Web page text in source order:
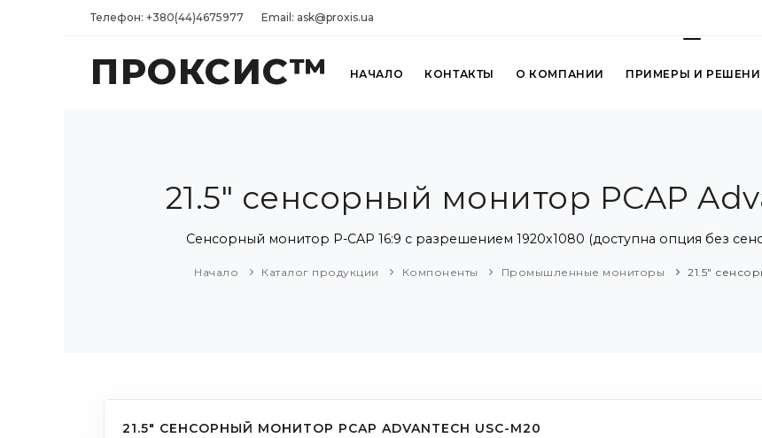
Телефон: +380(44)4675977 Email: ask@proxis.ua
ПРОКСИС™ НАЧАЛО КОНТАКТЫ О КОМПАНИИ ПРИМЕРЫ И
21.5" сенсорный монитор PCAP
Сенсорный монитор P-CAP 16:9 с разрешением 1920x1080 (доступна опция без
Начало Каталог продукции Компоненты Промышленные мониторы 21.5"
21.5" СЕНСОРНЫЙ МОНИТОР PCAP ADVANTECH USC-M20